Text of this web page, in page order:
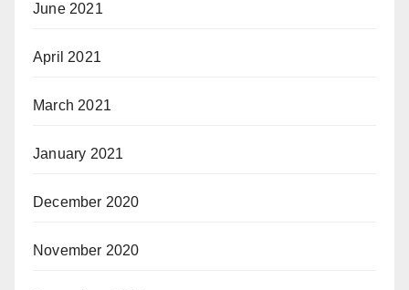
June 2021
April 2021
March 2021
January 2021
December 2020
November 2020